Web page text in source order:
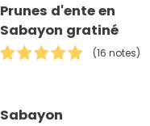
Prunes d'ente en
Sabayon gratiné
(16 notes)
Sabayon